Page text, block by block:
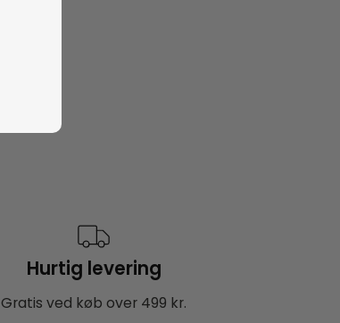
Hurtig levering
Gratis ved køb over 499 kr.